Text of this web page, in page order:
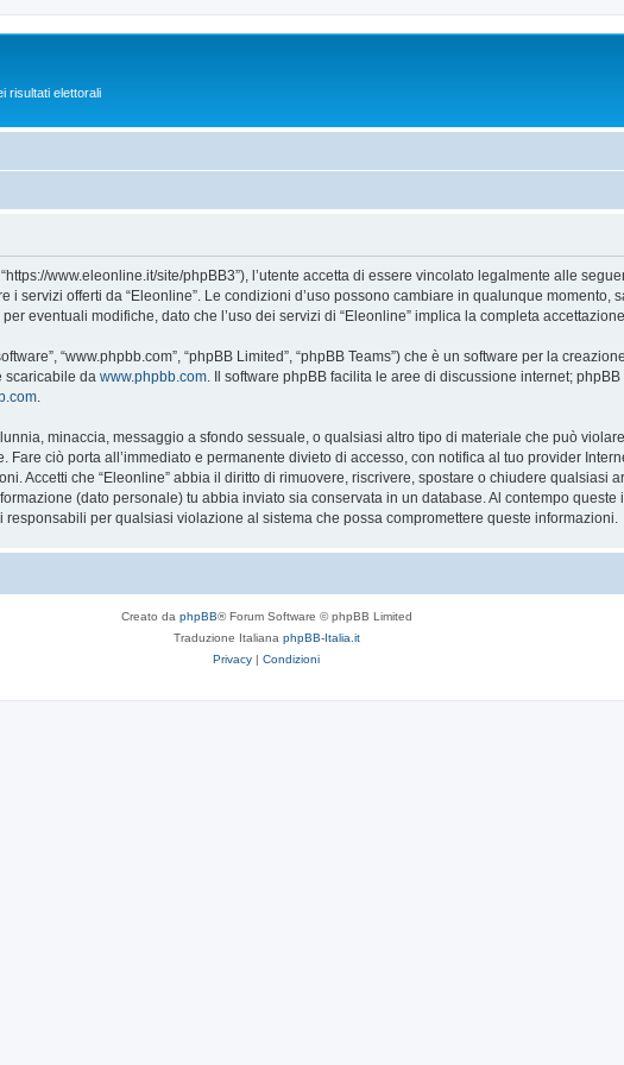
risultati elettorali
www.eleonline.it/site/phpBB3”), l’utente accetta di essere vincolato legalmente alle
servizi offerti da “Eleonline”. Le condizioni d’uso possono cambiare in qualunque momento,
eventuali modifiche, dato che l’uso dei servizi di “Eleonline” implica la completa
“www.phpbb.com”, “phpBB Limited”, “phpBB Teams”) che è un software per la
scaricabile da www.phpbb.com . Il software phpBB facilita le aree di discussione internet;
minaccia, messaggio a sfondo sessuale, o qualsiasi altro tipo di materiale che può
Fare ciò porta all’immediato e permanente divieto di accesso, con notifica al tuo provider
Accetti che “Eleonline” abbia il diritto di rimuovere, riscrivere, spostare o chiudere qualsiasi
(dato personale) tu abbia inviato sia conservata in un database. Al contempo
per qualsiasi violazione al sistema che possa compromettere queste informazioni.
Creato da phpBB® Forum Software © phpBB Limited
Traduzione Italiana phpBB-Italia.it
Privacy | Condizioni